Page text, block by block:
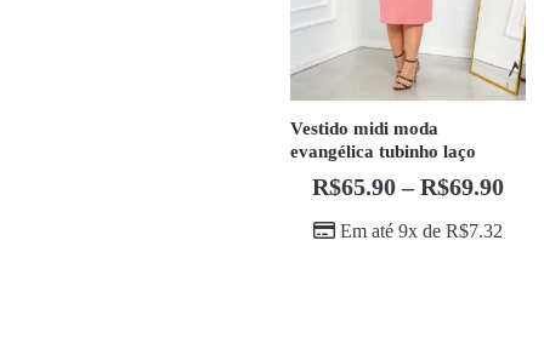
Vestido midi moda
evangélica tubinho laço
R$65.90 – R$69.90
Em até 9x de R$7.32